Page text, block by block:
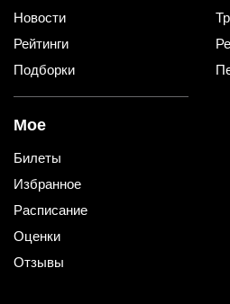
Новости
Рейтинги
Подборки
Мое
Билеты
Избранное
Расписание
Оценки
Отзывы